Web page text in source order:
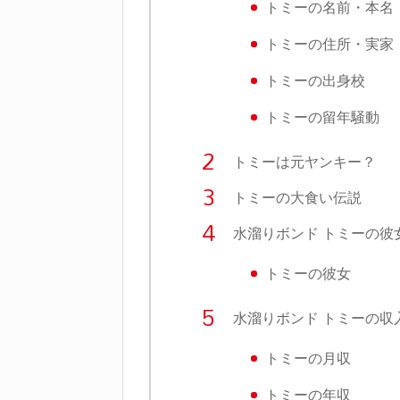
トミーの名前・本名
トミーの住所・実家
トミーの出身校
トミーの留年騒動
トミーは元ヤンキー？
トミーの大食い伝説
水溜りボンド トミーの彼
トミーの彼女
水溜りボンド トミーの収
トミーの月収
トミーの年収